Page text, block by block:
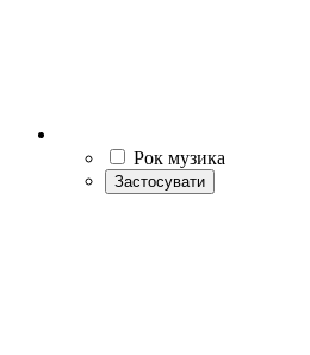
Рок музика
Застосувати